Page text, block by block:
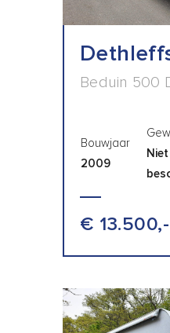
Beduin 500
Bouwjaar
2009
Niet
€ 13.500,-